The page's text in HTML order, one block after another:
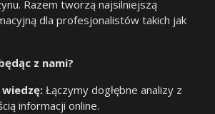
Razem tworzą najsilniejszą
dla profesjonalistów takich jak
z nami?
Łączymy dogłębne analizy z
informacji online.